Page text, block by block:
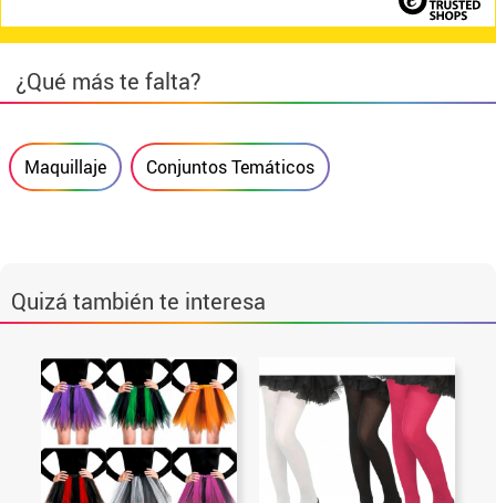
¿Qué más te falta?
Maquillaje Conjuntos Temáticos
Quizá también te interesa